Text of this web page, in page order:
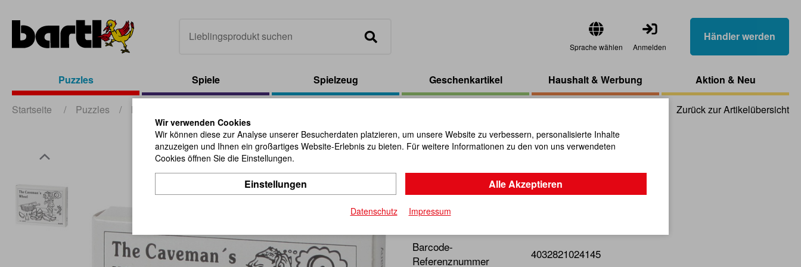
Sprache wählen Anmelden
Händler werden
Puzzles Spiele Spielzeug Geschenkartikel Haushalt & Werbung Aktion & Neu
Startseite / Puzzles / Mini Puzzles Zurück zur Artikelübersicht
The Caveman's Wheel
Artikel-Nr.:102532
Denksport für clevere Tüfler!
Barcode-
Referenznummer
4032821024145
Wir verwenden Cookies
Wir können diese zur Analyse unserer Besucherdaten platzieren, um unsere Website zu verbessern, personalisierte Inhalte
anzuzeigen und Ihnen ein großartiges Website-Erlebnis zu bieten. Für weitere Informationen zu den von uns verwendeten
Cookies öffnen Sie die Einstellungen.
Einstellungen Alle Akzeptieren
Datenschutz Impressum